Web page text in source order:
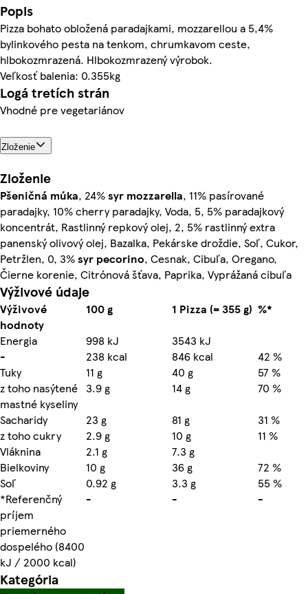
Popis
Pizza bohato obložená paradajkami, mozzarellou a 5,4%
bylinkového pesta na tenkom, chrumkavom ceste,
hlbokozmrazená. Hlbokozmrazený výrobok.
Veľkosť balenia: 0.355kg
Logá tretích strán
Vhodné pre vegetariánov
Zloženie
Zloženie
Pšeničná múka, 24%syr mozzarella, 11% pasírované
paradajky, 10% cherry paradajky, Voda, 5, 5% paradajkový
koncentrát, Rastlinný repkový olej, 2, 5% rastlinný extra
panenský olivový olej, Bazalka, Pekárske droždie, Soľ, Cukor,
Petržlen, 0, 3%syr pecorino, Cesnak, Cibuľa, Oregano,
Čierne korenie, Citrónová šťava, Paprika, Vyprážaná cibuľa
Výživové údaje
Výživové
hodnoty
100 g 1 Pizza (= 355 g) %*
Energia
998 kJ
3543 kJ
-
238 kcal 846 kcal
42 %
Tuky
11 g 40 g
57 %
z toho nasýtené
mastné kyseliny
3.9 g 14 g
70 %
Sacharidy
23 g 81 g
31 %
z toho cukry
2.9 g 10 g
11 %
Vláknina
2.1 g
7.3 g
Bielkoviny
10 g 36 g
72 %
Soľ
0.92 g 3.3 g
55 %
*Referenčný
príjem
priemerného
dospelého (8400
kJ / 2000 kcal)
- - -
Kategória